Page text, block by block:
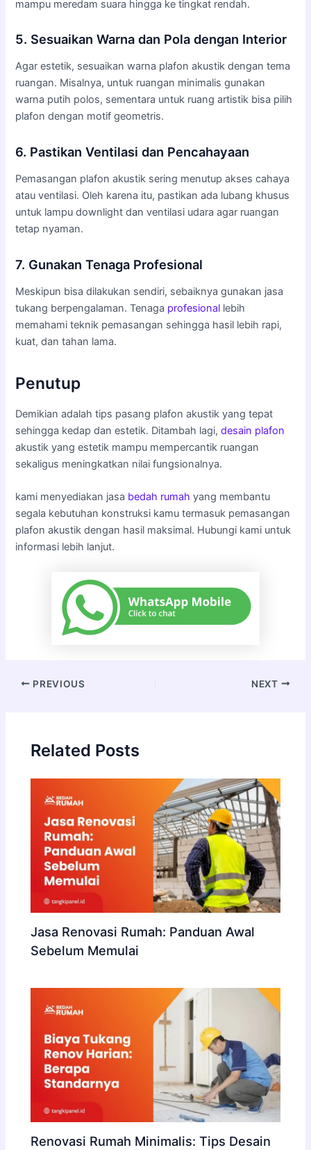
mampu meredam suara hingga ke tingkat rendah.
5. Sesuaikan Warna dan Pola dengan Interior
Agar estetik, sesuaikan warna plafon akustik dengan tema
ruangan. Misalnya, untuk ruangan minimalis gunakan
warna putih polos, sementara untuk ruang artistik bisa pilih
plafon dengan motif geometris.
6. Pastikan Ventilasi dan Pencahayaan
Pemasangan plafon akustik sering menutup akses cahaya
atau ventilasi. Oleh karena itu, pastikan ada lubang khusus
untuk lampu downlight dan ventilasi udara agar ruangan
tetap nyaman.
7. Gunakan Tenaga Profesional
Meskipun bisa dilakukan sendiri, sebaiknya gunakan jasa
tukang berpengalaman. Tenaga profesional lebih
memahami teknik pemasangan sehingga hasil lebih rapi,
kuat, dan tahan lama.
Penutup
Demikian adalah tips pasang plafon akustik yang tepat
sehingga kedap dan estetik. Ditambah lagi,desain plafon
akustik yang estetik mampu mempercantik ruangan
sekaligus meningkatkan nilai fungsionalnya.
kami menyediakan jasa bedah rumah yang membantu
segala kebutuhan konstruksi kamu termasuk pemasangan
plafon akustik dengan hasil maksimal. Hubungi kami untuk
informasi lebih lanjut.
PREVIOUS NEXT
Related Posts
Jasa Renovasi Rumah: Panduan Awal
Sebelum Memulai
Renovasi Rumah Minimalis: Tips Desain